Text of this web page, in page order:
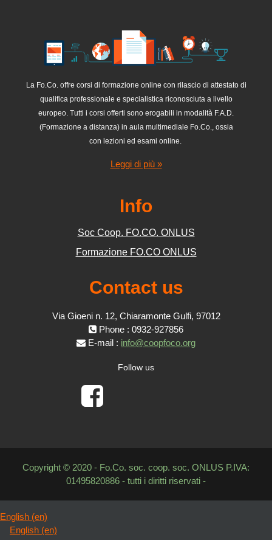
La Fo.Co. offre corsi di formazione online con rilascio di attestato di
qualifica professionale e specialistica riconosciuta a livello
europeo. Tutti i corsi offerti sono erogabili in modalità F.A.D.
(Formazione a distanza) in aula multimediale Fo.Co., ossia
con lezioni ed esami online.
Leggi di più »
Info
Soc Coop. FO.CO. ONLUS
Formazione FO.CO ONLUS
Contact us
Via Gioeni n. 12, Chiaramonte Gulfi, 97012
Phone : 0932-927856
E-mail : info@coopfoco.org
Follow us
Copyright © 2020 - Fo.Co. soc. coop. soc. ONLUS P.IVA:
01495820886 - tutti i diritti riservati -
English ‎(en)‎
English ‎(en)‎